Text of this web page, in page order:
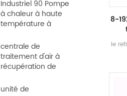
8-
le
Industriel 90 Pompe
à chaleur à haute
température à
centrale de
traitement d'air à
récupération de
et hôpital
unité de